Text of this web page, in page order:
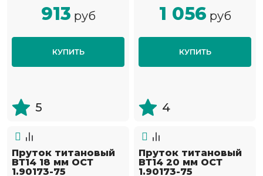
913 руб
КУПИТЬ
5
1 056 руб
КУПИТЬ
4
Пруток титановый
ВТ14 18 мм ОСТ
1.90173-75
Пруток титановый
ВТ14 20 мм ОСТ
1.90173-75